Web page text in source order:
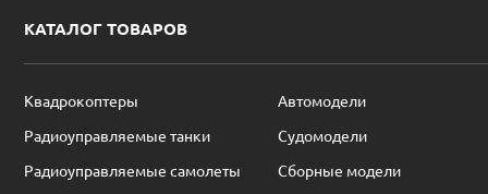
КАТАЛОГ ТОВАРОВ
Квадрокоптеры
Автомодели
Радиоуправляемые танки
Судомодели
Радиоуправляемые самолеты
Сборные модели